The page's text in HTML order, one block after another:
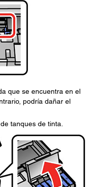
que se encuentra en el
podría dañar el
tanques de tinta.